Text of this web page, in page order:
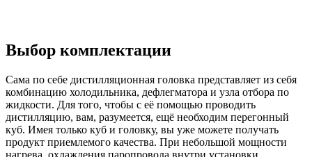
Выбор комплектации
Сама по себе дистилляционная головка представляет из себя
комбинацию холодильника, дефлегматора и узла отбора по
жидкости. Для того, чтобы с её помощью проводить
дистилляцию, вам, разумеется, ещё необходим перегонный
куб. Имея только куб и головку, вы уже можете получать
продукт приемлемого качества. При небольшой мощности
нагрева, охлаждения паропровода внутри установки